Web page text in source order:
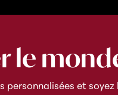
le
personnalisées et